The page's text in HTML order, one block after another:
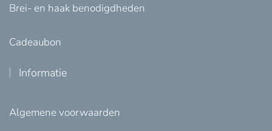
Brei- en haak benodigdheden
Cadeaubon
Informatie
Algemene voorwaarden